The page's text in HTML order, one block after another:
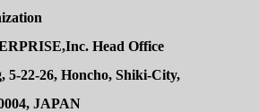
Head Office
5-22-26, Honcho, Shiki-City,
JAPAN